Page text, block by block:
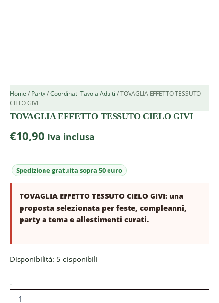
Home / Party/Coordinati Tavola Adulti / TOVAGLIA EFFETTO TESSUTO
CIELO GIVI
TOVAGLIA EFFETTO TESSUTO CIELO GIVI
€10,90 Iva inclusa
TOVAGLIA EFFETTO TESSUTO CIELO GIVI: una
proposta selezionata per feste, compleanni,
party a tema e allestimenti curati.
Disponibilità: 5 disponibili
-